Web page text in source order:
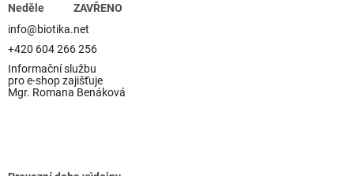
Neděle
ZAVŘENO
info@biotika.net
+420 604 266 256
Informační službu
pro e-shop zajišťuje
Mgr. Romana Benáková